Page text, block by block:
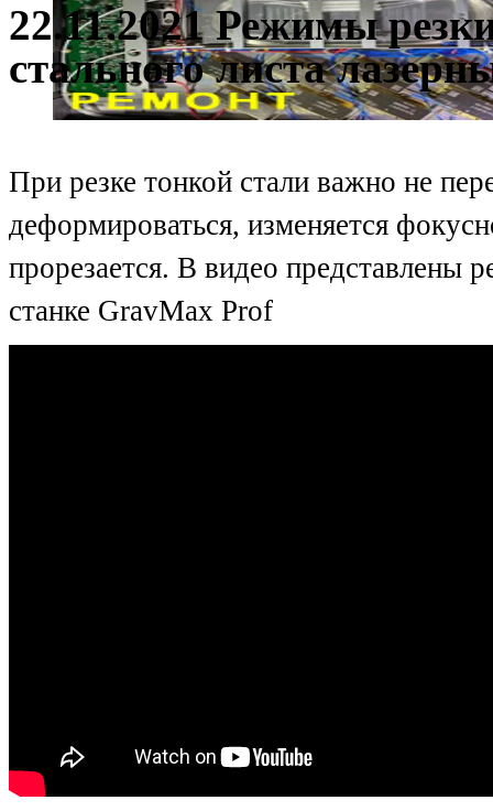
22.11.2021 Режимы
стального листа
При резке тонкой стали важно не
деформироваться, изменяется
прорезается. В видео представлены
станке GravMax Prof